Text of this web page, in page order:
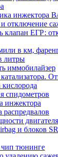
инжектора
отключение
клапан ЕГР:
в км,
литры
иммобилайзер
кислорода
спидометров
инжектора
распредвалов
и блоков
тюнинге